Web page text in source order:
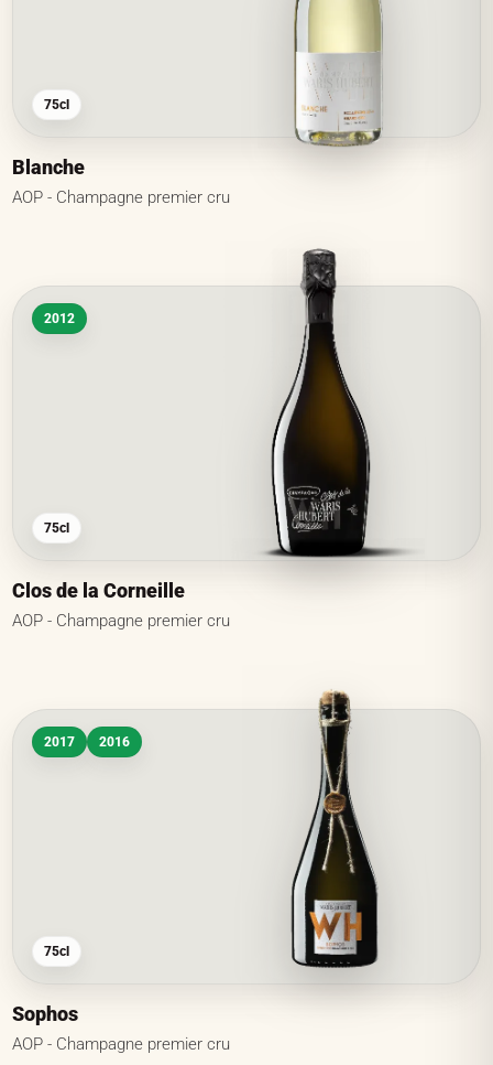
75cl
Blanche
AOP - Champagne premier cru
2012
75cl
Clos de la Corneille
AOP - Champagne premier cru
2017 2016
75cl
Sophos
AOP - Champagne premier cru